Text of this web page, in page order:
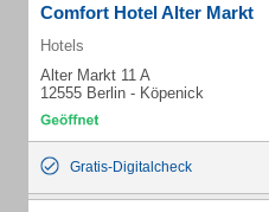
Comfort Hotel Alter Markt
Hotels
Alter Markt 11 A
12555 Berlin - Köpenick
Gratis-Digitalcheck